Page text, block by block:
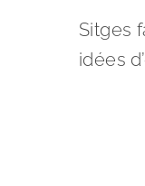
Sitges
idées